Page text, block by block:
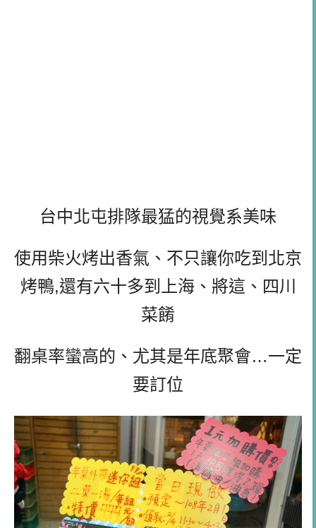
台中北屯排隊最猛的視覺系美味
使用柴火烤出香氣、不只讓你吃到北京
烤鴨,還有六十多到上海、將這、四川
菜餚
翻桌率蠻高的、尤其是年底聚會…一定
要訂位